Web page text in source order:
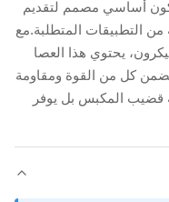
أساسي مصمم لتقديم
التطبيقات المتطلبة.مع
طلاء دقيق يتراوح من 10 إلى 25 ميكرون، يحتوي هذا العصا
كل من القوة ومقاومة
قضيب المكبس بل يوفر